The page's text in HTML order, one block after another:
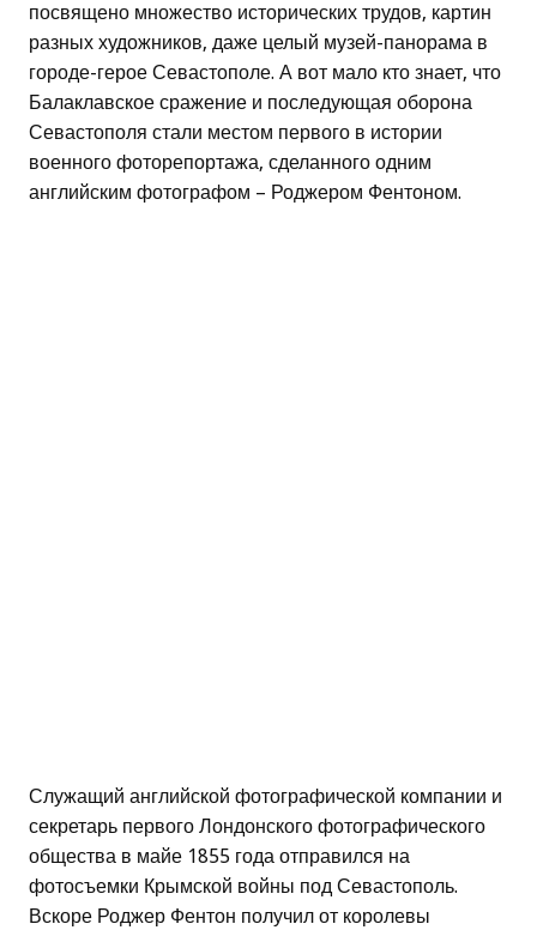
посвящено множество исторических трудов, картин
разных художников, даже целый музей-панорама в
городе-герое Севастополе. А вот мало кто знает, что
Балаклавское сражение и последующая оборона
Севастополя стали местом первого в истории
военного фоторепортажа, сделанного одним
английским фотографом – Роджером Фентоном.
Служащий английской фотографической компании и
секретарь первого Лондонского фотографического
общества в майе 1855 года отправился на
фотосъемки Крымской войны под Севастополь.
Вскоре Роджер Фентон получил от королевы